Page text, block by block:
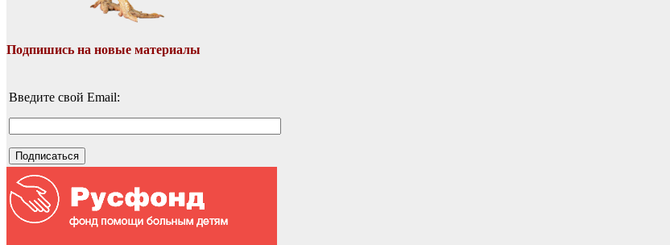
Подпишись на новые материалы
Введите свой Email: